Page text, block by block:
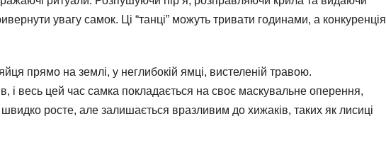
увагу самок. Ці “танці” можуть тривати годинами, а конкуренція
прямо на землі, у неглибокій ямці, вистеленій травою.
і весь цей час самка покладається на своє маскувальне оперення,
росте, але залишається вразливим до хижаків, таких як лисиці